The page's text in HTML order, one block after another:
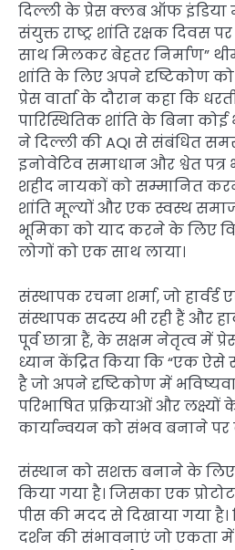
दिल्ली के प्रेस क्लब ऑफ
संयुक्त राष्ट्र शांति रक्षक दिवस
साथ मिलकर बेहतर निर्माण”
शांति के लिए अपने दृष्टिकोण
प्रेस वार्ता के दौरान कहा कि
पारिस्थितिक शांति के बिना
ने दिल्ली की AQI से संबंधित
इनोवेटिव समाधान और श्वेत
शहीद नायकों को सम्मानित
शांति मूल्यों और एक स्वस्थ
भूमिका को याद करने के लिए
लोगों को एक साथ लाया।
संस्थापक रचना शर्मा, जो हार्वर्ड
संस्थापक सदस्य भी रही हैं और
पूर्व छात्रा हैं, के सक्षम नेतृत्व में
ध्यान केंद्रित किया कि “एक
है जो अपने दृष्टिकोण में
परिभाषित प्रक्रियाओं और
कार्यान्वयन को संभव बनाने पर
संस्थान को सशक्त बनाने के
किया गया है। जिसका एक
पीस की मदद से दिखाया गया
दर्शन की संभावनाएं जो एकता